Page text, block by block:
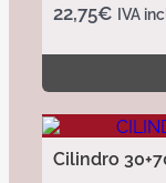
22,75€ IVA
Cilindro